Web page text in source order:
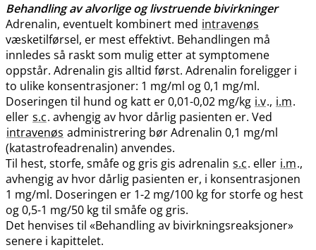
Behandling av alvorlige og livstruende bivirkninger
Adrenalin, eventuelt kombinert med intravenøs
væsketilførsel, er mest effektivt. Behandlingen må
innledes så raskt som mulig etter at symptomene
oppstår. Adrenalin gis alltid først. Adrenalin foreligger i
to ulike konsentrasjoner: 1 mg/ml og 0,1 mg​/​ml.
Doseringen til hund og katt er 0,01-0,02 mg/kg i.v., i.m.
eller s.c. avhengig av hvor dårlig pasienten er. Ved
intravenøs administrering bør Adrenalin 0,1 mg/ml
(katastrofeadrenalin) anvendes.
Til hest, storfe, småfe og gris gis adrenalin s.c. eller i.m.,
avhengig av hvor dårlig pasienten er, i konsentrasjonen
1 mg​/​ml. Doseringen er 1-2 mg/100 kg for storfe og hest
og 0,5-1 mg/50 kg til småfe og gris.
Det henvises til «Behandling av bivirkningsreaksjoner»
senere i kapittelet.